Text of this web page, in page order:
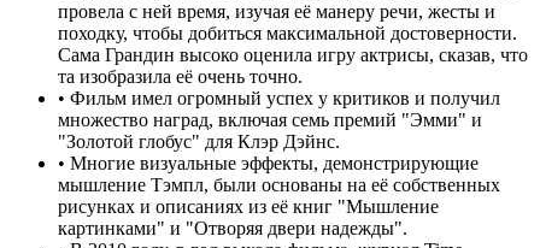
провела с ней время, изучая её манеру речи, жесты и
походку, чтобы добиться максимальной достоверности.
Сама Грандин высоко оценила игру актрисы, сказав, что
та изобразила её очень точно.
• Фильм имел огромный успех у критиков и получил
множество наград, включая семь премий "Эмми" и
"Золотой глобус" для Клэр Дэйнс.
• Многие визуальные эффекты, демонстрирующие
мышление Тэмпл, были основаны на её собственных
рисунках и описаниях из её книг "Мышление
картинками" и "Отворяя двери надежды".